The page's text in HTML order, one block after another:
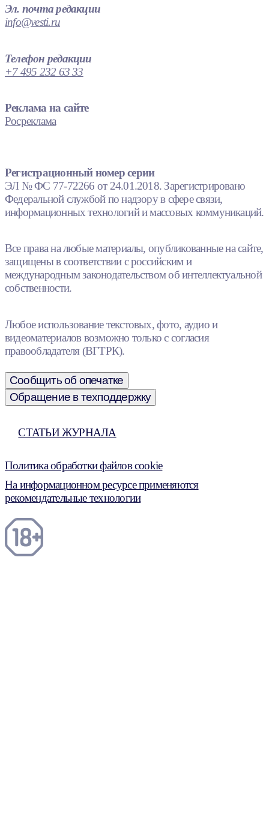
Эл. почта редакции
info@vesti.ru
Телефон редакции
+7 495 232 63 33
Реклама на сайте
Росреклама
Регистрационный номер серии
ЭЛ № ФС 77-72266 от 24.01.2018. Зарегистрировано
Федеральной службой по надзору в сфере связи,
информационных технологий и массовых коммуникаций.
Все права на любые материалы, опубликованные на сайте,
защищены в соответствии с российским и
международным законодательством об интеллектуальной
собственности.
Любое использование текстовых, фото, аудио и
видеоматериалов возможно только с согласия
правообладателя (ВГТРК).
Сообщить об опечатке
Обращение в техподдержку
СТАТЬИ ЖУРНАЛА
Политика обработки файлов cookie
На информационном ресурсе применяются
рекомендательные технологии